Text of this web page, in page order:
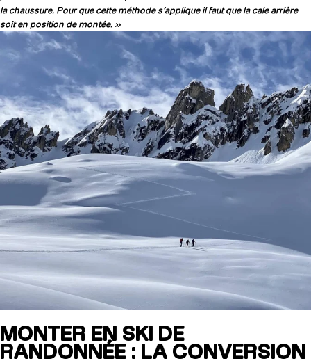
la chaussure. Pour que cette méthode s’applique il faut que la cale arrière
soit en position de montée. »
MONTER EN SKI DE
RANDONNÉE : LA CONVERSION